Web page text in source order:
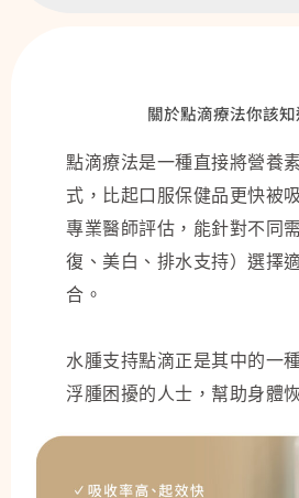
關於點滴療法你該
點滴療法是一種直接將營養
式，比起口服保健品更快被
專業醫師評估，能針對不同
復、美白、排水支持）選擇
合。
水腫支持點滴正是其中的一
浮腫困擾的人士，幫助身體